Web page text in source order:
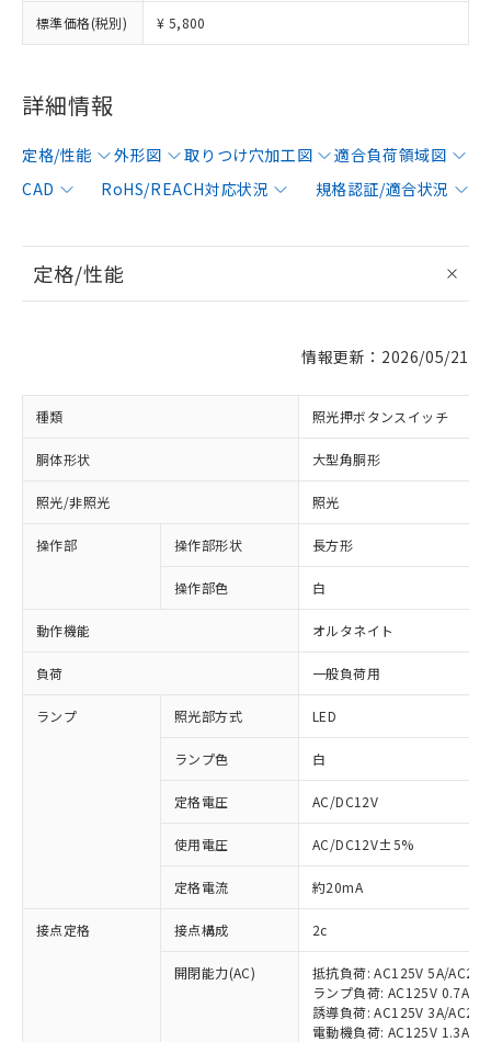
標準価格(税別) ¥ 5,800
詳細情報
定格/性能 外形図 取りつけ穴加工図
適合負荷領域図
CAD
RoHS/REACH対応状況 規格認証/適合状況
定格/性能
情報更新：2026/05/21
種類 照光押ボタンスイッチ
胴体形状 大型角胴形
照光/非照光 照光
操作部 操作部形状 長方形
操作部色 白
動作機能 オルタネイト
負荷 一般負荷用
ランプ 照光部方式 LED
ランプ色 白
定格電圧 AC/DC12V
使用電圧 AC/DC12V±5%
定格電流 約20mA
接点定格 接点構成 2c
開閉能力(AC)
抵抗負荷: AC125V 5A/
ランプ負荷: AC125V 0.7A/
誘導負荷: AC125V 3A/
電動機負荷: AC125V 1.3A/